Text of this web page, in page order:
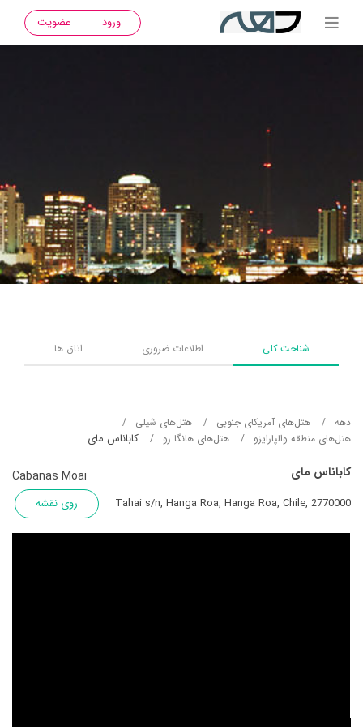
ورود عضویت
شناخت کلی اطلاعات ضروری اتاق ها
دهه هتل‌های آمریکای جنوبی
هتل‌های شیلی
هتل‌های منطقه والپارایزو
هتل‌های هانگا رو کاباناس مای
کاباناس مای Cabanas Moai
Tahai s/n, Hanga Roa, Hanga Roa, Chile, 2770000 روی نقشه